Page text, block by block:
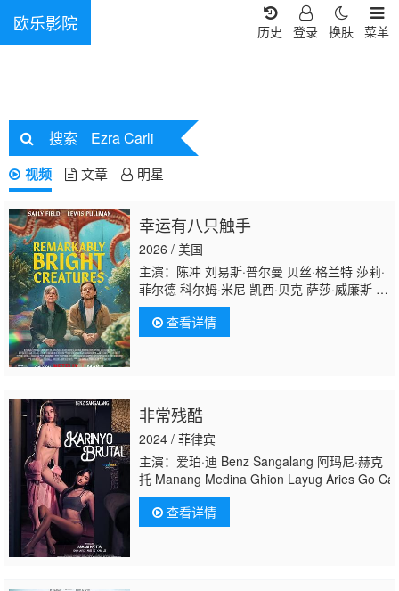
欧乐影院 菜单
换肤
登录
历史
搜索 Ezra Carli
视频 文章 明星
幸运有八只触手
2026 / 美国
主演：陈冲 刘易斯·普尔曼 贝丝·格兰特 莎莉·
菲尔德 科尔姆·米尼 凯西·贝克 萨莎·威廉斯 丹
·佩恩 梅根·赫弗恩 安东尼·哈里森 劳拉·哈里
斯 索菲亚·布莱克-德埃利亚 卡罗琳·亚代尔 唐
纳德·沙利斯 迈尔斯·马萨
查看详情
非常残酷
2024 / 菲律宾
主演：爱珀·迪 Benz Sangalang 阿玛尼·赫克
托 Manang Medina Ghion Layug Aries Go
查看详情